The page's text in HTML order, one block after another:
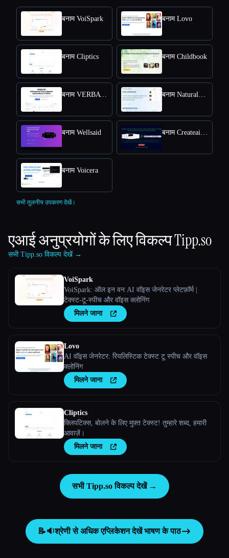
बनाम VoiSpark बनाम Lovo
बनाम Cliptics बनाम Childbook
बनाम VERBATIK बनाम NaturalReader
बनाम Wellsaid बनाम Createaivoiceovers
बनाम Voicera
सभी तुलनीय उपकरण देखें।
एआई अनुप्रयोगों के लिए विकल्पTipp.so
सभी Tipp.so विकल्प देखें →
VoiSpark
VoiSpark: ऑल इन वन AI वॉइस जेनरेटर प्लेटफ़ॉर्म |
टेक्स्ट-टू-स्पीच और वॉइस क्लोनिंग
मिलने जाना
Lovo
AI वॉइस जेनरेटर: रियलिस्टिक टेक्स्ट टू स्पीच और वॉइस
क्लोनिंग
मिलने जाना
Cliptics
क्लिपटिक्स, बोलने के लिए मुफ़्त टेक्स्ट! तुम्हारे शब्द, हमारी
आवाज़ें।
मिलने जाना
सभी Tipp.so विकल्प देखें →
📝🔉श्रेणी से अधिक एप्लिकेशन देखेंभाषण के पाठ